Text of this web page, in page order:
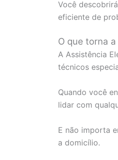
Você
eficiente de
O que torna
A Assistência
técnicos
Quando você
lidar com
E não importa
a domicílio.